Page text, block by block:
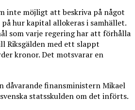
inte möjligt att beskriva på något
hur kapital allokeras i samhället.
som varje regering har att förhålla
Riksgälden med ett slappt
kronor. Det motsvarar en
dåvarande finansministern Mikael
statsskulden om det införts.